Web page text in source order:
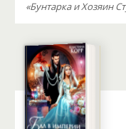
«Бунтарка и Хозяин